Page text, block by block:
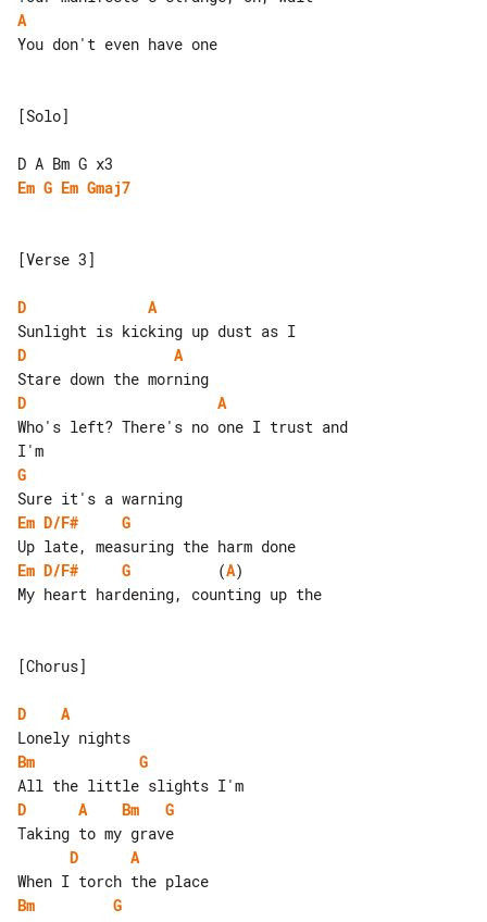
A
You don't even have one
[Solo]
Em G Em Gmaj7
[Verse 3]
D
A
D
A
D
A
Who's left? There's no one I trust and
G
Em D/F#
G
Em D/F# G
          (
A)
My heart hardening, counting up the
[Chorus]
D
A
Bm
G
D
A Bm
G
D
A
Bm
G